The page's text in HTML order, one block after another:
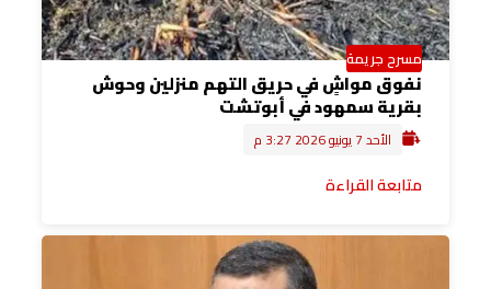
مسرح جريمة
نفوق مواشٍ في حريق التهم منزلين وحوش
بقرية سمهود في أبوتشت
الأحد 7 يونيو 2026 3:27 م
متابعة القراءة